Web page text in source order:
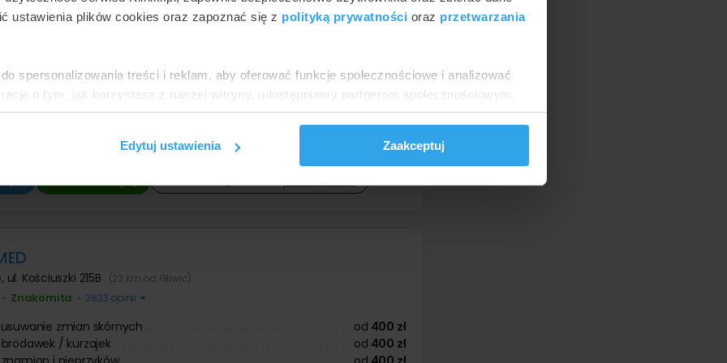
ustawienia plików cookies oraz zapoznać się z polityką prywatności oraz przetwarzania
spersonalizowania treści i reklam, aby oferować funkcje społecznościowe i analizować
o tym, jak korzystasz z naszej witryny, udostępniamy partnerom społecznościowym,
mogą połączyć te informacje z innymi danymi otrzymanymi od Ciebie lub
Edytuj ustawienia
Zaakceptuj
Medyczne Severux
Rewelacyjna • 3938 opinii
zmian skórnych od400 zł
skórne - leczenie laserem
300 zł
Zadzwoń: 22 667…pokażnumer
, ul. Kościuszki 215B (23 km od Gliwic)
• Znakomita • 2833 opinii
zmian skórnych od 400 zł
/ kurzajek
od 400 zł